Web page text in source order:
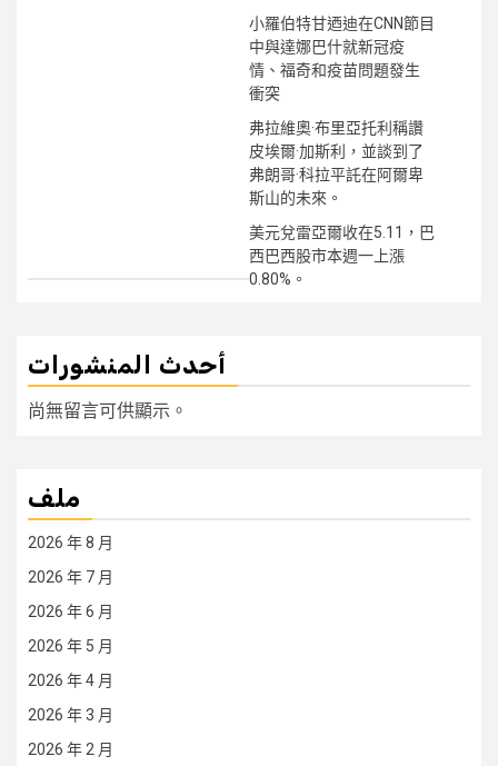
小羅伯特甘迺迪在CNN節目
中與達娜巴什就新冠疫
情、福奇和疫苗問題發生
衝突
弗拉維奧·布里亞托利稱讚
皮埃爾·加斯利，並談到了
弗朗哥·科拉平託在阿爾卑
斯山的未來。
美元兌雷亞爾收在5.11，巴
西巴西股市本週一上漲
0.80%。
أحدث المنشورات
尚無留言可供顯示。
ملف
2026 年 8 月
2026 年 7 月
2026 年 6 月
2026 年 5 月
2026 年 4 月
2026 年 3 月
2026 年 2 月